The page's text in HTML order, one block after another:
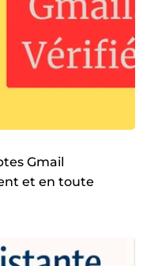
Gmail
et en toute